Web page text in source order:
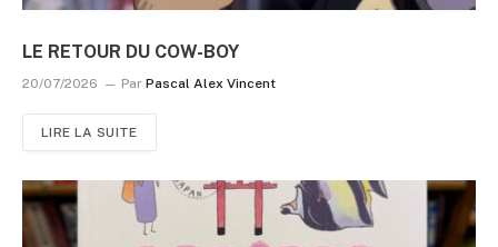
LE RETOUR DU COW-BOY
20/07/2026 Par Pascal Alex Vincent
LIRE LA SUITE